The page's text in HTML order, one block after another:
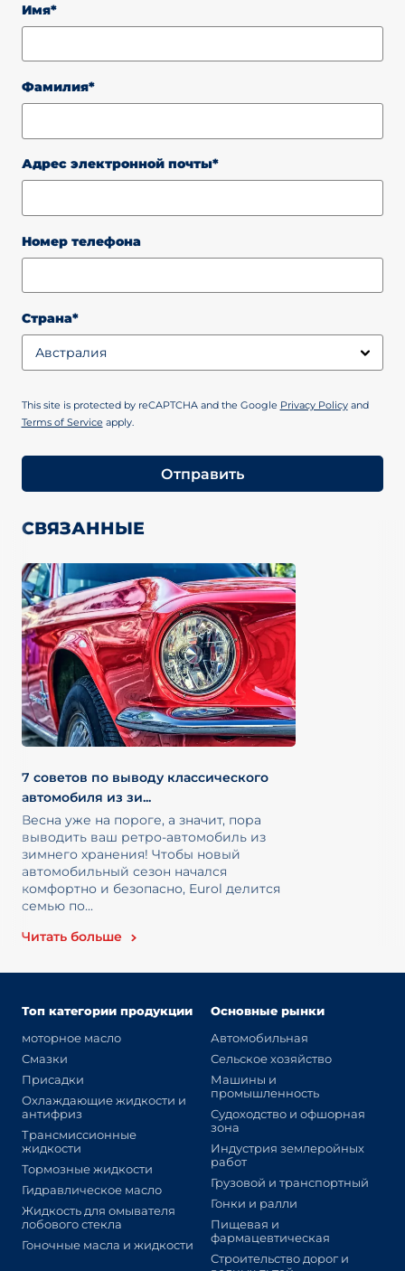
Имя*
Фамилия*
Адрес электронной почты*
Номер телефона
Страна*
This site is protected by reCAPTCHA and the Google Privacy Policyand
Terms of Service apply.
Отправить
СВЯЗАННЫЕ
7 советов по выводу классического
автомобиля из зи...
Весна уже на пороге, а значит, пора
выводить ваш ретро-автомобиль из
зимнего хранения! Чтобы новый
автомобильный сезон начался
комфортно и безопасно, Eurol делится
семью по...
Читать больше
Топ категории продукции
моторное масло
Смазки
Присадки
Охлаждающие жидкости и
антифриз
Трансмиссионные
жидкости
Тормозные жидкости
Гидравлическое масло
Жидкость для омывателя
лобового стекла
Гоночные масла и жидкости
Основные рынки
Автомобильная
Сельское хозяйство
Машины и
промышленность
Судоходство и офшорная
зона
Индустрия землеройных
работ
Грузовой и транспортный
Гонки и ралли
Пищевая и
фармацевтическая
Строительство дорог и